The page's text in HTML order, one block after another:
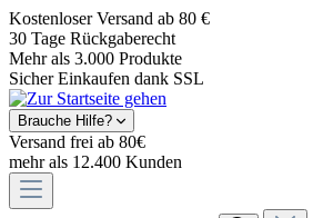
Kostenloser Versand ab 80 €
30 Tage Rückgaberecht
Mehr als 3.000 Produkte
Sicher Einkaufen dank SSL
Brauche Hilfe?
Versand frei ab 80€
mehr als 12.400 Kunden